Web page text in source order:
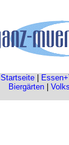
Startseite
Biergärten|